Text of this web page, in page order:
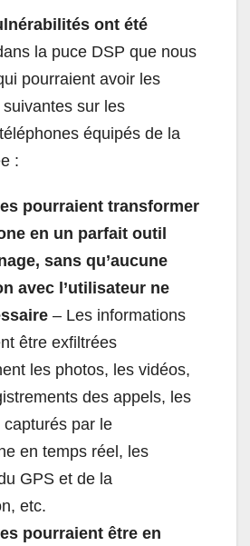
ont été
la puce DSP que nous
pourraient avoir les
sur les
équipés de la
:
pourraient transformer
en un parfait outil
sans qu’aucune
avec l’utilisateur ne
– Les informations
être exfiltrées
les photos, les vidéos,
des appels, les
par le
en temps réel, les
GPS et de la
etc.
pourraient être en